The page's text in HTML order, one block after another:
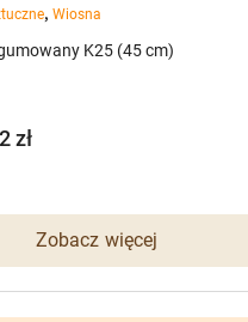
, Wiosna
K25 (45 cm)
Zobacz więcej
zł